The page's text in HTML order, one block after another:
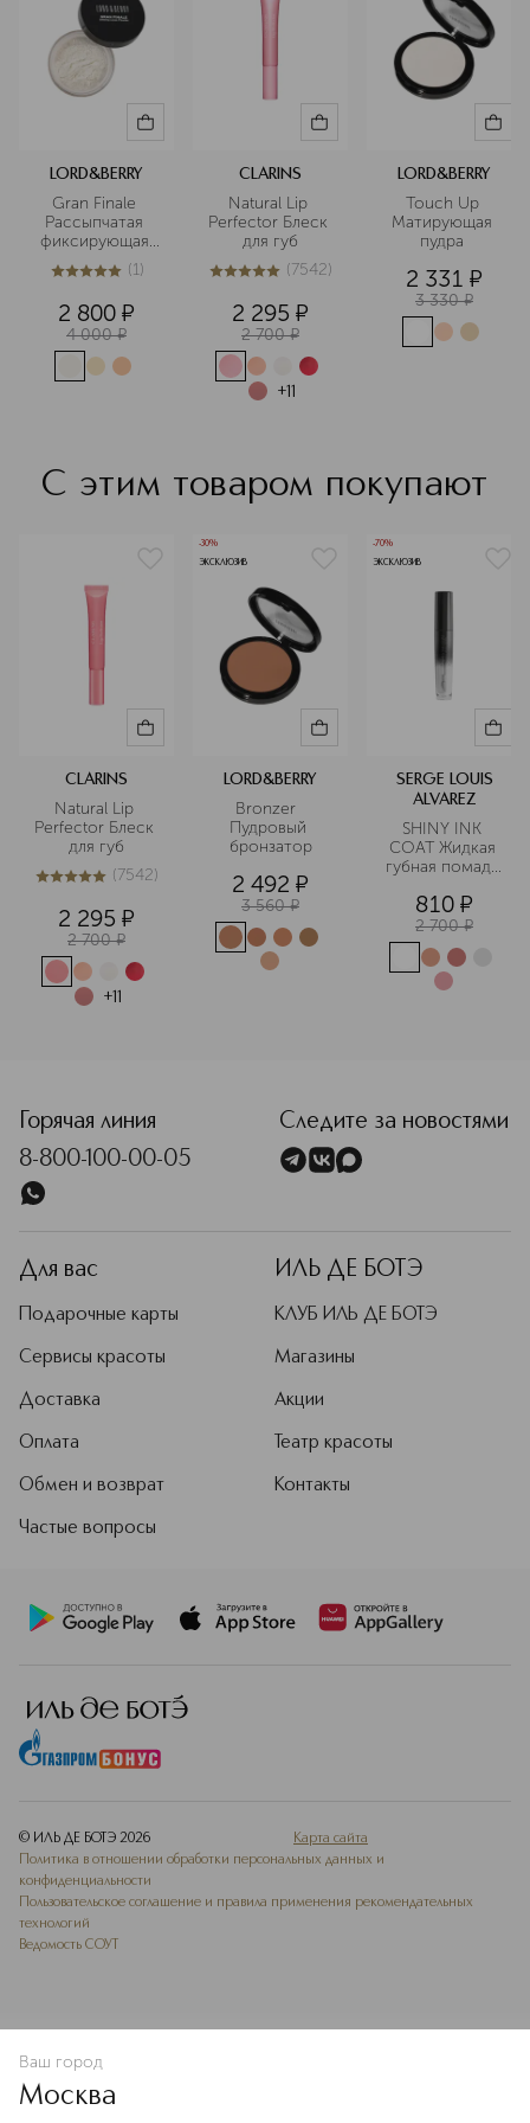
LORD&BERRY
Gran Finale
Рассыпчатая
фиксирующая
пудра
5из 51 (1)
2 800 ¤
4 000 ¤
CLARINS
Natural Lip
Perfector Блеск
для губ
5из 57542 (7542)
2 295 ¤
2 700 ¤
+11
LORD&BERRY
Touch Up
Матирующая
2 331 ¤
3 330 ¤
С этим товаром покупают
CLARINS
Natural Lip
Perfector Блеск
для губ
5из 57542 (7542)
2 295 ¤
2 700 ¤
+11
-30%
ЭКСКЛЮЗИВ
LORD&BERRY
Bronzer
Пудровый
бронзатор
2 492 ¤
3 560 ¤
-70%
ЭКСКЛЮЗИВ
SERGE LOUIS
ALVAREZ
SHINY INK
COAT Жидкая
губная помада
810 ¤
2 700 ¤
В КОРЗИНУ
Горячая линия
8-800-100-00-05
Следите за новостями
Для вас
Подарочные карты
Сервисы красоты
Доставка
Оплата
Обмен и возврат
Частые вопросы
ИЛЬ ДЕ БОТЭ
КЛУБ ИЛЬ ДЕ БОТЭ
Магазины
Акции
Театр красоты
Контакты
© ИЛЬ ДЕ БОТЭ 2026
Карта сайта
Политика в отношении обработки персональных данных и
конфиденциальности
Пользовательское соглашение и правила применения рекомендательных
технологий
Ведомость СОУТ
Ваш город
Москва